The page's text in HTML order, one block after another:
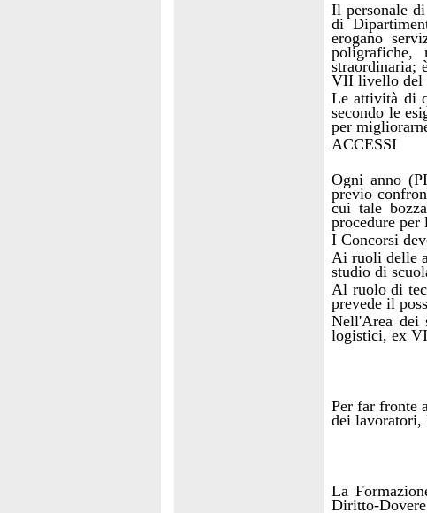
Il personale
di
erogano
straordinaria;
VII livello del
Le attività di
secondo le
per
ACCESSI
Ogni anno
previo
cui tale
procedure per
I Concorsi
Ai ruoli delle
studio di
Al ruolo di
prevede il
Nell'Area dei
logistici, ex
Per far fronte
dei lavoratori,
La
Diritto-